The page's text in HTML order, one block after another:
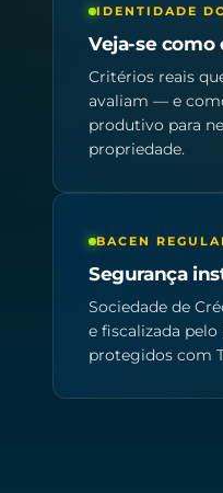
IDENTIDADE
Veja-se como
Critérios reais
avaliam — e
produtivo para
propriedade.
BACEN
Segurança
Sociedade de
e fiscalizada
protegidos com